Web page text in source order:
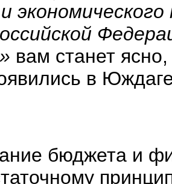
вам станет
в
бюджета и